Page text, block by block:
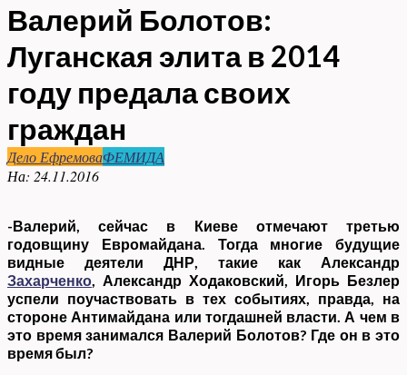
Валерий Болотов:
Луганская элита в 2014
году предала своих
граждан
Дело ЕфремоваФЕМИДА
На: 24.11.2016
-Валерий, сейчас в Киеве отмечают третью
годовщину Евромайдана. Тогда многие будущие
видные деятели ДНР, такие как Александр
Захарченко, Александр Ходаковский, Игорь Безлер
успели поучаствовать в тех событиях, правда, на
стороне Антимайдана или тогдашней власти. А чем в
это время занимался Валерий Болотов? Где он в это
время был?